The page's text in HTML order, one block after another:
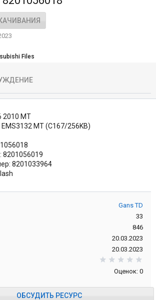
Files
2010 MT
MT (C167/256KB)
8201056019
8201033964
Gans TD
33
846
20.03.2023
20.03.2023
Оценок: 0
ОБСУДИТЬ РЕСУРС